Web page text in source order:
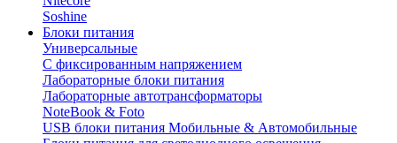
Soshine
Блоки питания
Универсальные
C фиксированным напряжением
Лабораторные блоки питания
Лабораторные автотрансформаторы
NoteBook & Foto
USB блоки питания Мобильные & Автомобильные